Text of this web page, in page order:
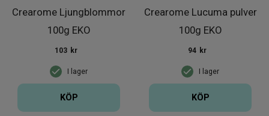
Crearome Ljungblommor
100g EKO
I lager
103 kr
KÖP
Crearome Lucuma pulver
100g EKO
I lager
94 kr
KÖP